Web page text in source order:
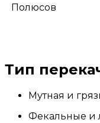
Полюсов
Тип
Мутная и
Фекальные и